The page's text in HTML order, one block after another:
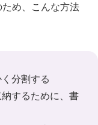
め、こんな方法
分割する
するために、書